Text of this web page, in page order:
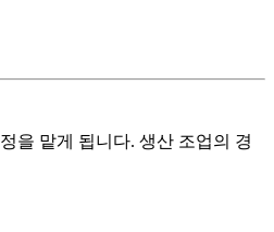
을 맡게 됩니다. 생산 조업의 경